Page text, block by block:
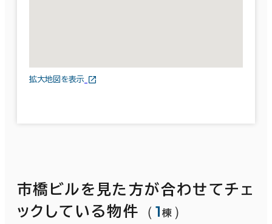
拡大地図を表示
市橋ビルを見た方が合わせてチェ
ックしている物件
（ 1棟 ）